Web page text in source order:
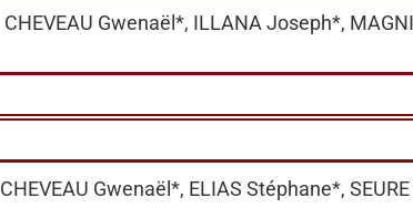
CHEVEAU Gwenaël*, ILLANA Joseph*,
CHEVEAU Gwenaël*, ELIAS Stéphane*,